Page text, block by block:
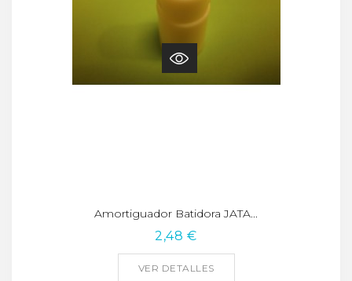
Amortiguador Batidora JATA...
2,48 €
VER DETALLES